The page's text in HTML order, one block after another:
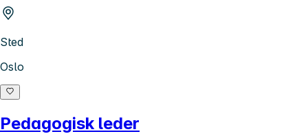
Sted
Oslo
Pedagogisk leder